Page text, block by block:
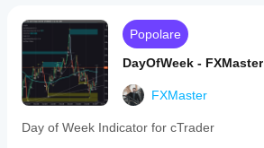
Popolare
DayOfWeek - FXMaster
FXMaster
Day of Week Indicator for cTrader